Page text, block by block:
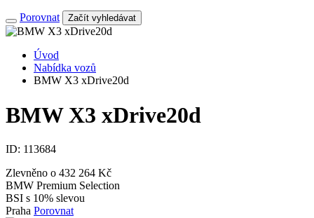
Porovnat Začít vyhledávat
Úvod
Nabídka vozů
BMW X3 xDrive20d
BMW X3 xDrive20d
ID: 113684
Zlevněno o 432 264 Kč
BMW Premium Selection
BSI s 10% slevou
Praha Porovnat